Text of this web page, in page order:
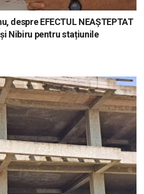
despre EFECTUL NEAȘTEPTAT
și Nibiru pentru stațiunile